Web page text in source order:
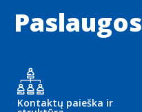
Paslaugos
Kontaktų paieška ir